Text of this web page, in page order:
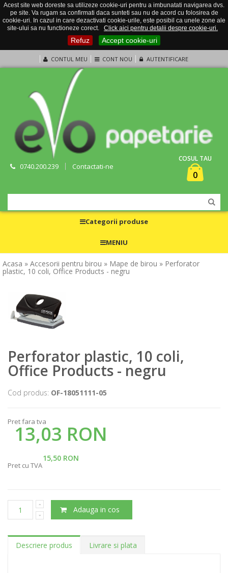
Acest site web doreste sa utilizeze cookie-uri pentru a imbunatati navigarea dvs.
pe site. Va rugam sa confirmati daca sunteti sau nu de acord cu folosirea de
cookie-uri. In cazul in care dezactivati cookie-urile, este posibil ca unele zone ale
site-ului sa nu functioneze corect.
Click aici pentru detalii despre cookie-uri.
Refuz Accept cookie-uri
CONTUL MEU CONT NOU AUTENTIFICARE
0740.200.239 Contactati-ne
COSUL TAU
0
Categorii produse
MENIU
Acasa » Accesorii pentru birou » Mape de birou » Perforator
plastic, 10 coli, Office Products - negru
Perforator plastic, 10 coli,
Office Products - negru
Cod produs: OF-18051111-05
Pret fara tva
13,03 RON
15,50 RON
Pret cu TVA
Adauga in cos
Descriere produs Livrare si plata